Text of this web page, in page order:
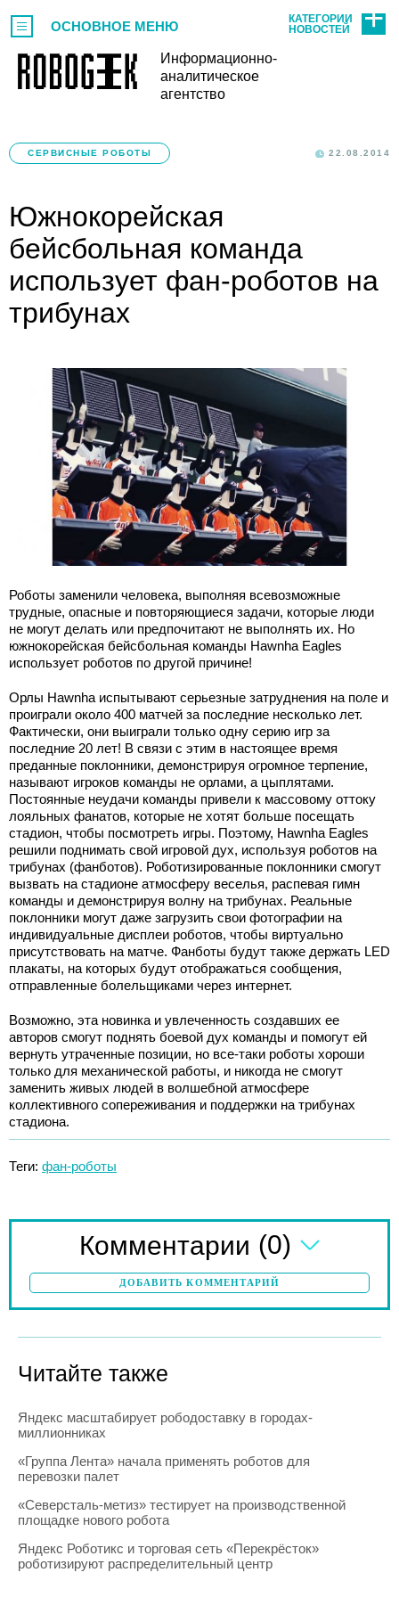
Информационно-
аналитическое
агентство
ОСНОВНОЕ МЕНЮ
КАТЕГОРИИ
НОВОСТЕЙ
СЕРВИСНЫЕ РОБОТЫ 22.08.2014
Южнокорейская
бейсбольная команда
использует фан-роботов на
трибунах
Роботы заменили человека, выполняя всевозможные
трудные, опасные и повторяющиеся задачи, которые люди
не могут делать или предпочитают не выполнять их. Но
южнокорейская бейсбольная команды Hawnha Eagles
использует роботов по другой причине!
Орлы Hawnha испытывают серьезные затруднения на поле и
проиграли около 400 матчей за последние несколько лет.
Фактически, они выиграли только одну серию игр за
последние 20 лет! В связи с этим в настоящее время
преданные поклонники, демонстрируя огромное терпение,
называют игроков команды не орлами, а цыплятами.
Постоянные неудачи команды привели к массовому оттоку
лояльных фанатов, которые не хотят больше посещать
стадион, чтобы посмотреть игры. Поэтому, Hawnha Eagles
решили поднимать свой игровой дух, используя роботов на
трибунах (фанботов). Роботизированные поклонники смогут
вызвать на стадионе атмосферу веселья, распевая гимн
команды и демонстрируя волну на трибунах. Реальные
поклонники могут даже загрузить свои фотографии на
индивидуальные дисплеи роботов, чтобы виртуально
присутствовать на матче. Фанботы будут также держать LED
плакаты, на которых будут отображаться сообщения,
отправленные болельщиками через интернет.
Возможно, эта новинка и увлеченность создавших ее
авторов смогут поднять боевой дух команды и помогут ей
вернуть утраченные позиции, но все-таки роботы хороши
только для механической работы, и никогда не смогут
заменить живых людей в волшебной атмосфере
коллективного сопереживания и поддержки на трибунах
стадиона.
Теги: фан-роботы
Комментарии (0)
ДОБАВИТЬ КОММЕНТАРИЙ
Читайте также
Яндекс масштабирует рободоставку в городах-
миллионниках
«Группа Лента» начала применять роботов для
перевозки палет
«Северсталь-метиз» тестирует на производственной
площадке нового робота
Яндекс Роботикс и торговая сеть «Перекрёсток»
роботизируют распределительный центр